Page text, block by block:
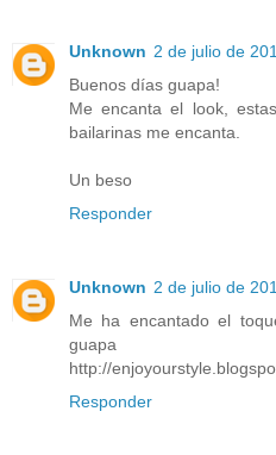
Unknown 2 de julio de
Buenos días guapa!
Me encanta el look,
bailarinas me encanta.
Un beso
Responder
Unknown 2 de julio de
Me ha encantado el
guapa
http://
Responder